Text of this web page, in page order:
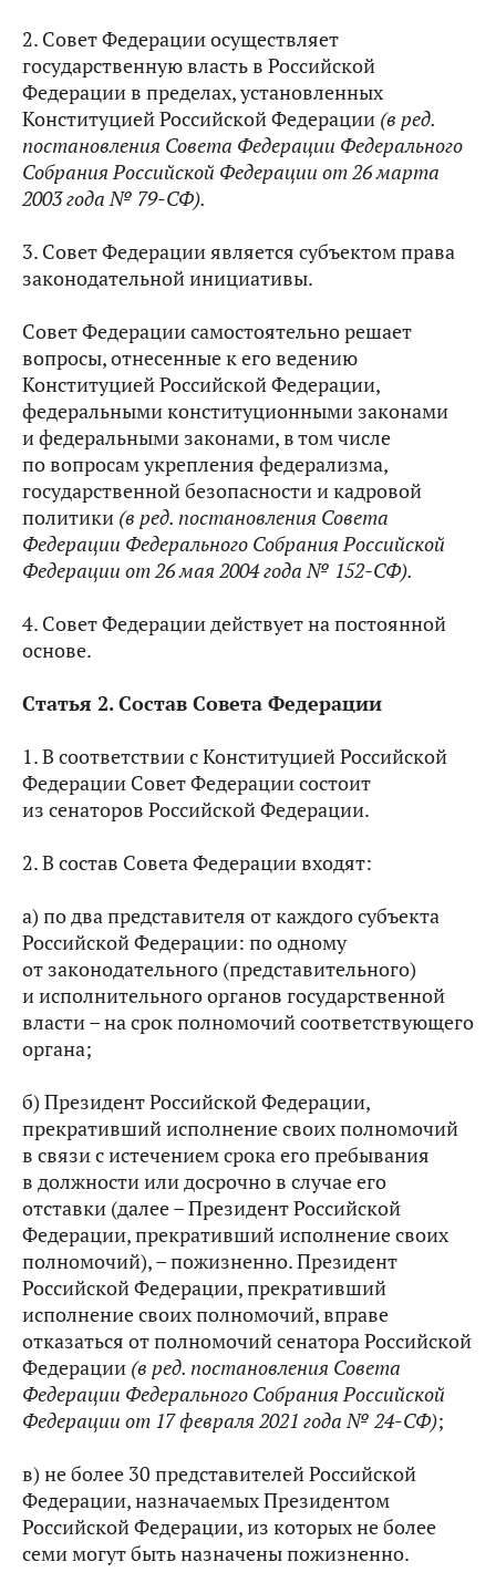
2. Совет Федерации осуществляет
государственную власть в Российской
Федерации в пределах, установленных
Конституцией Российской Федерации (в ред.
постановления Совета Федерации Федерального
Собрания Российской Федерации от 26 марта
2003 года № 79-СФ).
3. Совет Федерации является субъектом права
законодательной инициативы.
Совет Федерации самостоятельно решает
вопросы, отнесенные к его ведению
Конституцией Российской Федерации,
федеральными конституционными законами
и федеральными законами, в том числе
по вопросам укрепления федерализма,
государственной безопасности и кадровой
политики (в ред. постановления Совета
Федерации Федерального Собрания Российской
Федерации от 26 мая 2004 года № 152-СФ).
4. Совет Федерации действует на постоянной
основе.
Статья 2.Состав Совета Федерации
1. В соответствии с Конституцией Российской
Федерации Совет Федерации состоит
из сенаторов Российской Федерации.
2. В состав Совета Федерации входят:
а) по два представителя от каждого субъекта
Российской Федерации: по одному
от законодательного (представительного)
и исполнительного органов государственной
власти – на срок полномочий соответствующего
органа;
б) Президент Российской Федерации,
прекративший исполнение своих полномочий
в связи с истечением срока его пребывания
в должности или досрочно в случае его
отставки (далее – Президент Российской
Федерации, прекративший исполнение своих
полномочий), – пожизненно. Президент
Российской Федерации, прекративший
исполнение своих полномочий, вправе
отказаться от полномочий сенатора Российской
Федерации (в ред. постановления Совета
Федерации Федерального Собрания Российской
Федерации от 17 февраля 2021 года № 24-СФ);
в) не более 30 представителей Российской
Федерации, назначаемых Президентом
Российской Федерации, из которых не более
семи могут быть назначены пожизненно.